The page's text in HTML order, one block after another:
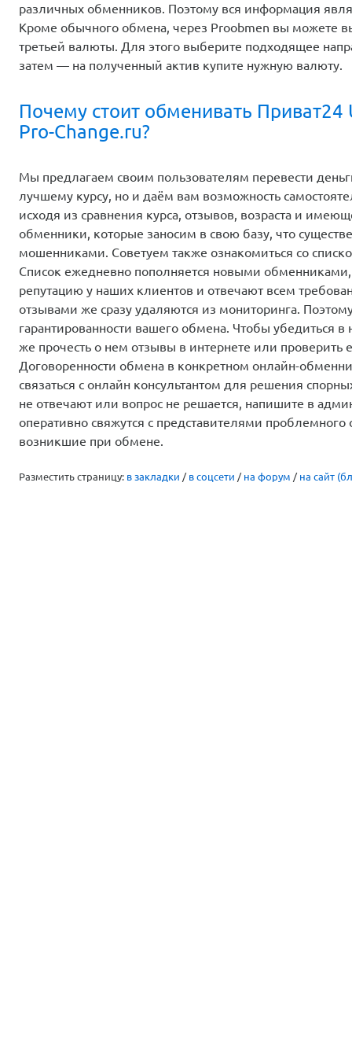
различных обменников. Поэтому вся информация
Кроме обычного обмена, через Proobmen вы
третьей валюты. Для этого выберите подходящее
затем — на полученный актив купите нужную валюту.
Почему стоит обменивать Приват24
Pro-Change.ru?
Мы предлагаем своим пользователям перевести
лучшему курсу, но и даём вам возможность
исходя из сравнения курса, отзывов, возраста и
обменники, которые заносим в свою базу, что
мошенниками. Советуем также ознакомиться со
Список ежедневно пополняется новыми
репутацию у наших клиентов и отвечают всем
отзывами же сразу удаляются из мониторинга.
гарантированности вашего обмена. Чтобы убедиться
же прочесть о нем отзывы в интернете или проверить
Договоренности обмена в конкретном онлайн-
связаться с онлайн консультантом для решения
не отвечают или вопрос не решается, напишите в
оперативно свяжутся с представителями
возникшие при обмене.
Разместить страницу: в закладки / в соцсети / на форум / на сайт